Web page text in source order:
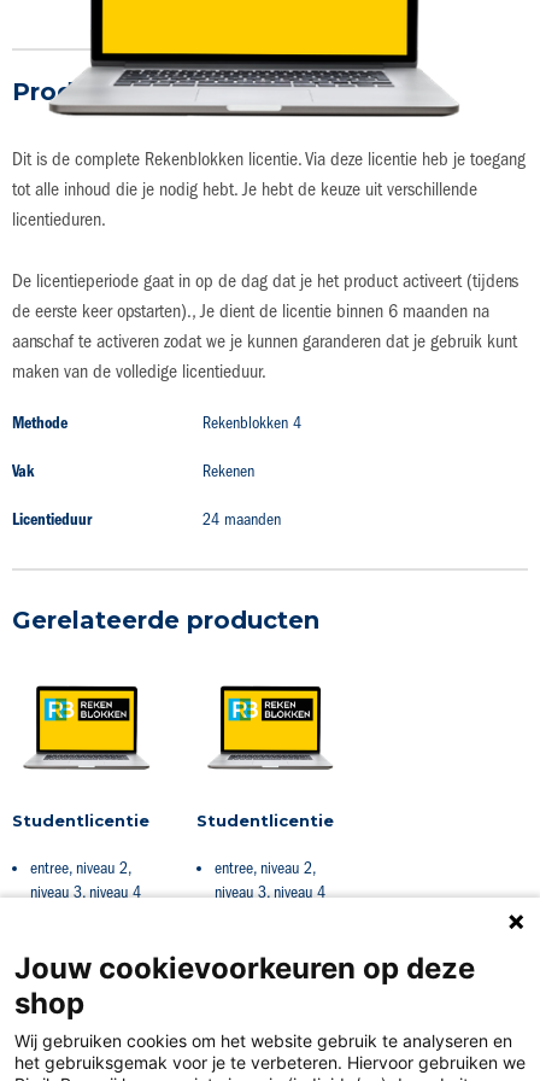
Productdetails
Dit is de complete Rekenblokken licentie. Via deze licentie heb je toegang
tot alle inhoud die je nodig hebt. Je hebt de keuze uit verschillende
licentieduren.
De licentieperiode gaat in op de dag dat je het product activeert (tijdens
de eerste keer opstarten)., Je dient de licentie binnen 6 maanden na
aanschaf te activeren zodat we je kunnen garanderen dat je gebruik kunt
maken van de volledige licentieduur.
Methode Rekenblokken 4
Vak Rekenen
Licentieduur 24 maanden
Gerelateerde producten
Studentlicentie
entree, niveau 2,
niveau 3, niveau 4
Studentlicentie
entree, niveau 2,
niveau 3, niveau 4
Jouw cookievoorkeuren op deze
shop
Wij gebruiken cookies om het website gebruik te analyseren en
het gebruiksgemak voor je te verbeteren. Hiervoor gebruiken we